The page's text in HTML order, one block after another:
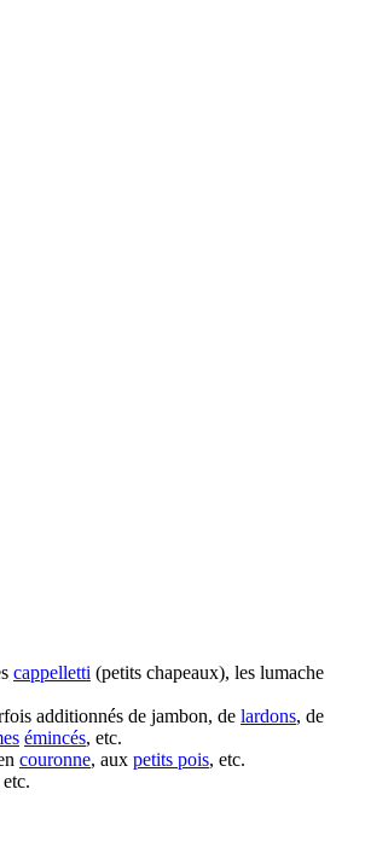
cappelletti (petits chapeaux), les lumache
additionnés de jambon, de lardons, de
émincés, etc.
couronne, aux petits pois, etc.
etc.